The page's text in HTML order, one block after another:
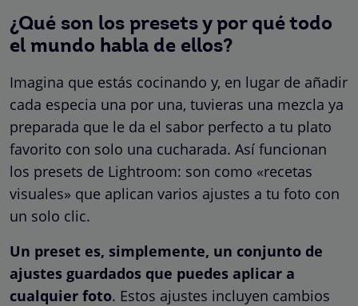
¿Qué son los presets y por qué todo
el mundo habla de ellos?
Imagina que estás cocinando y, en lugar de añadir
cada especia una por una, tuvieras una mezcla ya
preparada que le da el sabor perfecto a tu plato
favorito con solo una cucharada. Así funcionan
los presets de Lightroom: son como «recetas
visuales» que aplican varios ajustes a tu foto con
un solo clic.
Un preset es, simplemente, un conjunto de
ajustes guardados que puedes aplicar a
cualquier foto. Estos ajustes incluyen cambios